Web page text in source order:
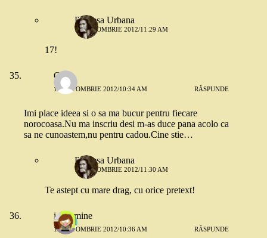
Printesa Urbana
18 OCTOMBRIE 2012/11:29 AM
17!
Carla
18 OCTOMBRIE 2012/10:34 AM RĂSPUNDE
Imi place ideea si o sa ma bucur pentru fiecare
norocoasa.Nu ma inscriu desi m-as duce pana acolo ca
sa ne cunoastem,nu pentru cadou.Cine stie…
Printesa Urbana
18 OCTOMBRIE 2012/11:30 AM
Te astept cu mare drag, cu orice pretext!
ieucumine
18 OCTOMBRIE 2012/10:36 AM RĂSPUNDE